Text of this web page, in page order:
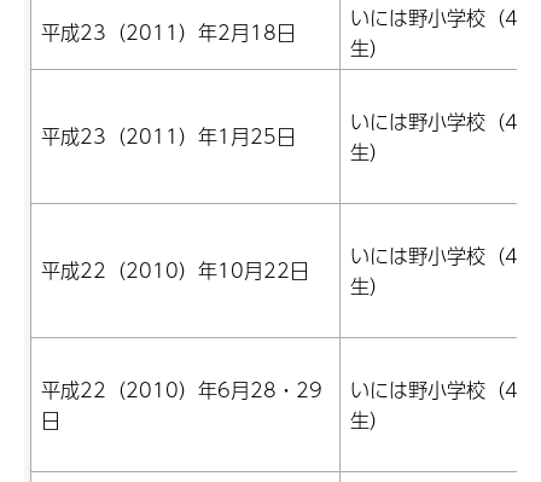
平成23（2011）年2月18日
いには野小学校（4年
生）
平成23（2011）年1月25日
いには野小学校（4年
生）
平成22（2010）年10月22日
いには野小学校（4年
生）
平成22（2010）年6月28・29
日
いには野小学校（4年
生）